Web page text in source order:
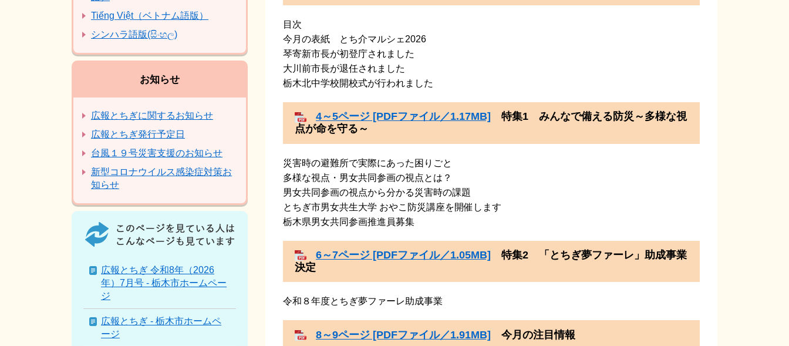
目次
​​今月の表紙 ​​とち介マルシェ2026
琴寄新市長が初登庁されました
​大川前市長が退任されました
​栃木北中学校開校式が行われました
4～5ページ [PDFファイル／1.17MB]
特集1 みんなで備える防災～多様な視
点が命を守る～
​​災害時の避難所で実際にあった困りごと
​多様な視点・男女共同参画の視点とは？
​男女共同参画の視点から分かる災害時の課題
​とちぎ市男女共生大学 おやこ防災講座を開催します
​栃木県男女共同参画推進員募集
6～7ページ [PDFファイル／1.05MB]
特集2 「とちぎ夢ファーレ」助成事業
決定
令和８年度とちぎ夢ファーレ助成事業
8～9ページ [PDFファイル／1.91MB] 今月の注目情報
Tiếng Việt（ベトナム語版）
シンハラ語版(සිංහල)
お知らせ
広報とちぎに関するお知らせ
広報とちぎ発行予定日
台風１９号災害支援のお知らせ
新型コロナウイルス感染症対策お
知らせ
こ
広報とちぎ 令和8年（2026
年）7月号 - 栃木市ホームペー
ジ
広報とちぎ - 栃木市ホームペ
ージ